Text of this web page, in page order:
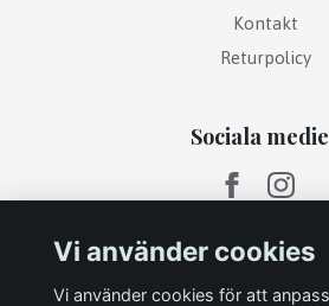
Kontakt
Returpolicy
Sociala
Vi använder cookies
Vi använder cookies för att